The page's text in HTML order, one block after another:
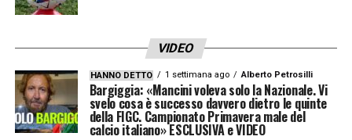
VIDEO
HANNO DETTO 1 settimana ago Alberto Petrosilli
Bargiggia: «Mancini voleva solo la Nazionale. Vi
svelo cosa è successo davvero dietro le quinte
della FIGC. Campionato Primavera male del
calcio italiano» ESCLUSIVA e VIDEO